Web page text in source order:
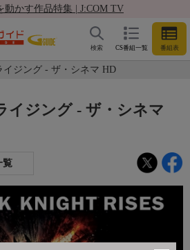
動かす作品特集 | J:COM TV
CS番組一覧 番組表
検索
イジング - ザ・シネマ HD
イジング - ザ・シネマ
覧